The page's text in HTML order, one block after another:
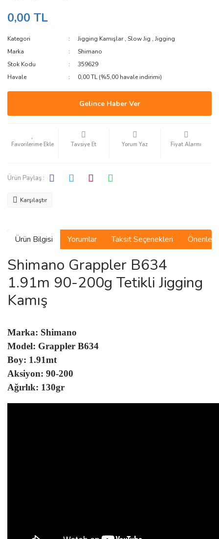
0,00 TL
Kategori Jigging Kamışlar,Slow Jig ,Jigging
Marka
Shimano
Stok Kodu
359629
Havale
0,00 TL (%5,00 havale indirimi)
Gelince Haber Ver
Tavsiye Et Yorum Yaz Fiyat Alarmı
Ürün Paylaş :
Karşılaştır
Ürün Bilgisi Yorumlar Taksit Seçenekleri
Shimano Grappler B634
1.91m 90-200g Tetikli Jigging
Kamış
Marka: Shimano
Model: Grappler B634
Boy: 1.91mt
Aksiyon: 90-200
Ağırlık: 130gr